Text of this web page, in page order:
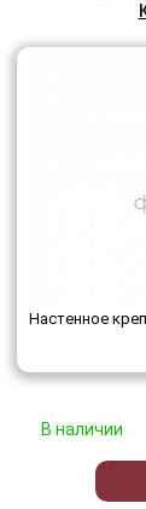
Настенное
В наличии